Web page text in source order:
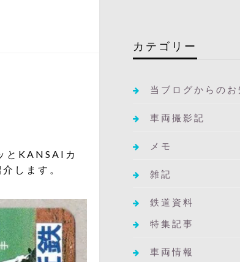
とKANSAIカ
します。
カテゴリー
当ブログからのお
車両撮影記
メモ
雑記
鉄道資料
特集記事
車両情報